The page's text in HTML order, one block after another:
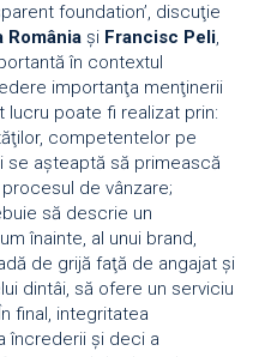
foundation’, discuţie
România şi Francisc Peli,
în contextul
importanţa menţinerii
poate fi realizat prin:
competentelor pe
se aşteaptă să primească
de vânzare;
să descrie un
înainte, al unui brand,
de grijă faţă de angajat şi
dintâi, să ofere un serviciu
final, integritatea
încrederii şi deci a